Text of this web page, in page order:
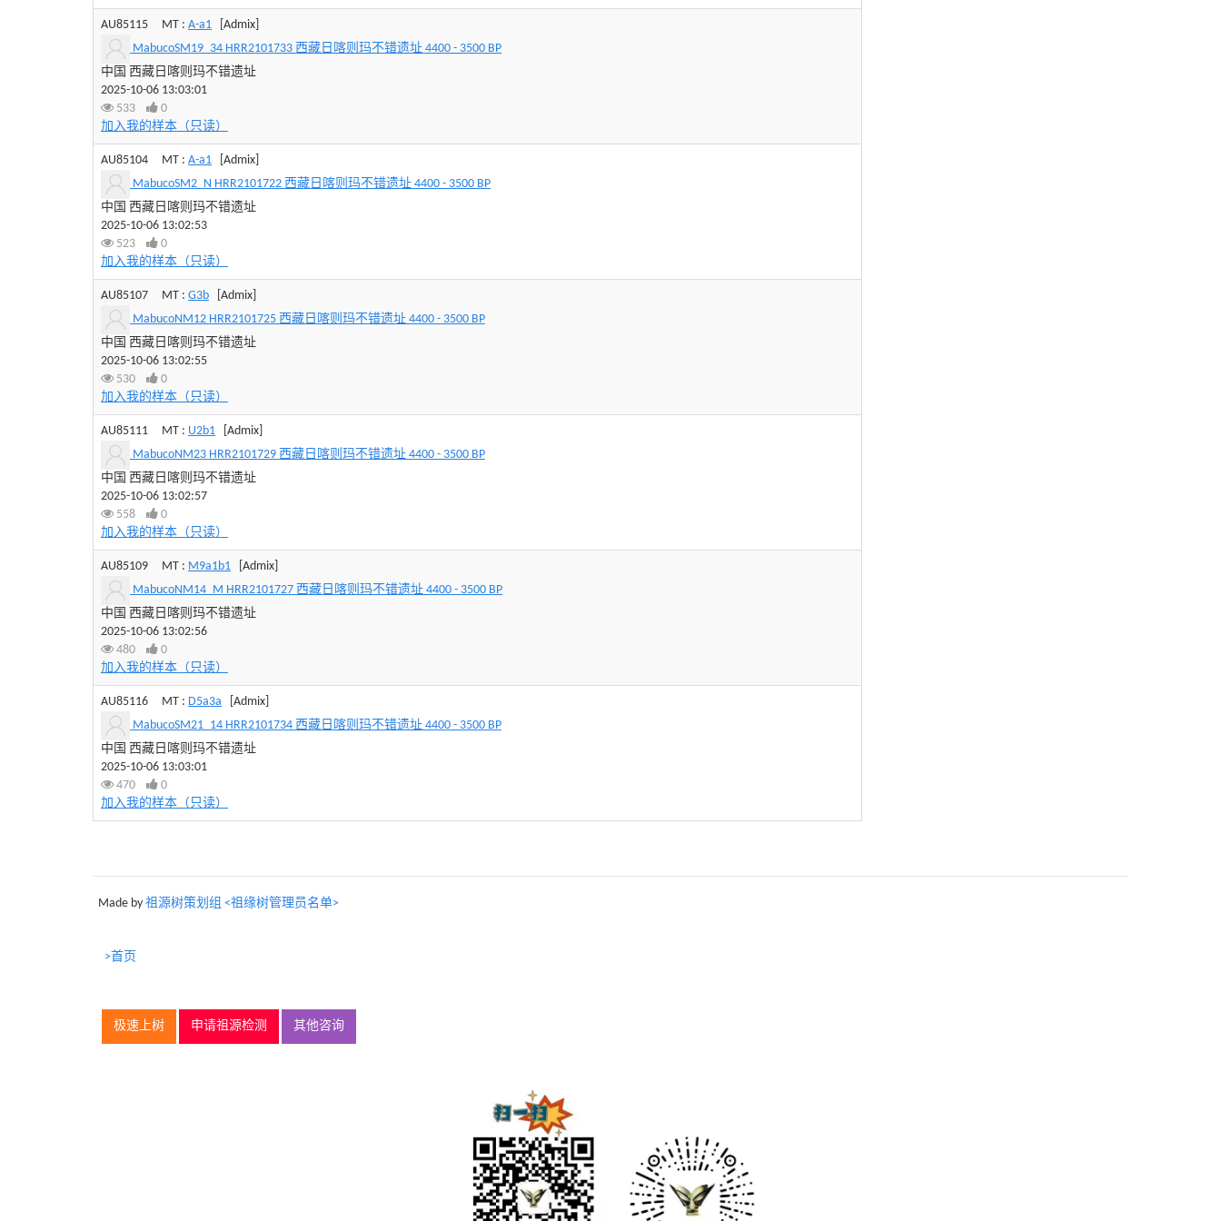
AU85115 MT : A-a1 [Admix]
MabucoSM19_34 HRR2101733 西藏日喀则玛不错遗址 4400 - 3500 BP
中国 西藏日喀则玛不错遗址
2025-10-06 13:03:01
533
0
加入我的样本（只读）
AU85104 MT : A-a1 [Admix]
MabucoSM2_N HRR2101722 西藏日喀则玛不错遗址 4400 - 3500 BP
中国 西藏日喀则玛不错遗址
2025-10-06 13:02:53
523
0
加入我的样本（只读）
AU85107 MT : G3b [Admix]
MabucoNM12 HRR2101725 西藏日喀则玛不错遗址 4400 - 3500 BP
中国 西藏日喀则玛不错遗址
2025-10-06 13:02:55
530
0
加入我的样本（只读）
AU85111 MT : U2b1 [Admix]
MabucoNM23 HRR2101729 西藏日喀则玛不错遗址 4400 - 3500 BP
中国 西藏日喀则玛不错遗址
2025-10-06 13:02:57
558
0
加入我的样本（只读）
AU85109 MT : M9a1b1 [Admix]
MabucoNM14_M HRR2101727 西藏日喀则玛不错遗址 4400 - 3500 BP
中国 西藏日喀则玛不错遗址
2025-10-06 13:02:56
480
0
加入我的样本（只读）
AU85116 MT : D5a3a [Admix]
MabucoSM21_14 HRR2101734 西藏日喀则玛不错遗址 4400 - 3500 BP
中国 西藏日喀则玛不错遗址
2025-10-06 13:03:01
470
0
加入我的样本（只读）
Made by 祖源树策划组 <祖缘树管理员名单>
>首页
极速上树 申请祖源检测 其他咨询